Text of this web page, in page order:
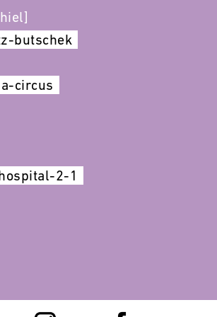
butschek
circus
2-1